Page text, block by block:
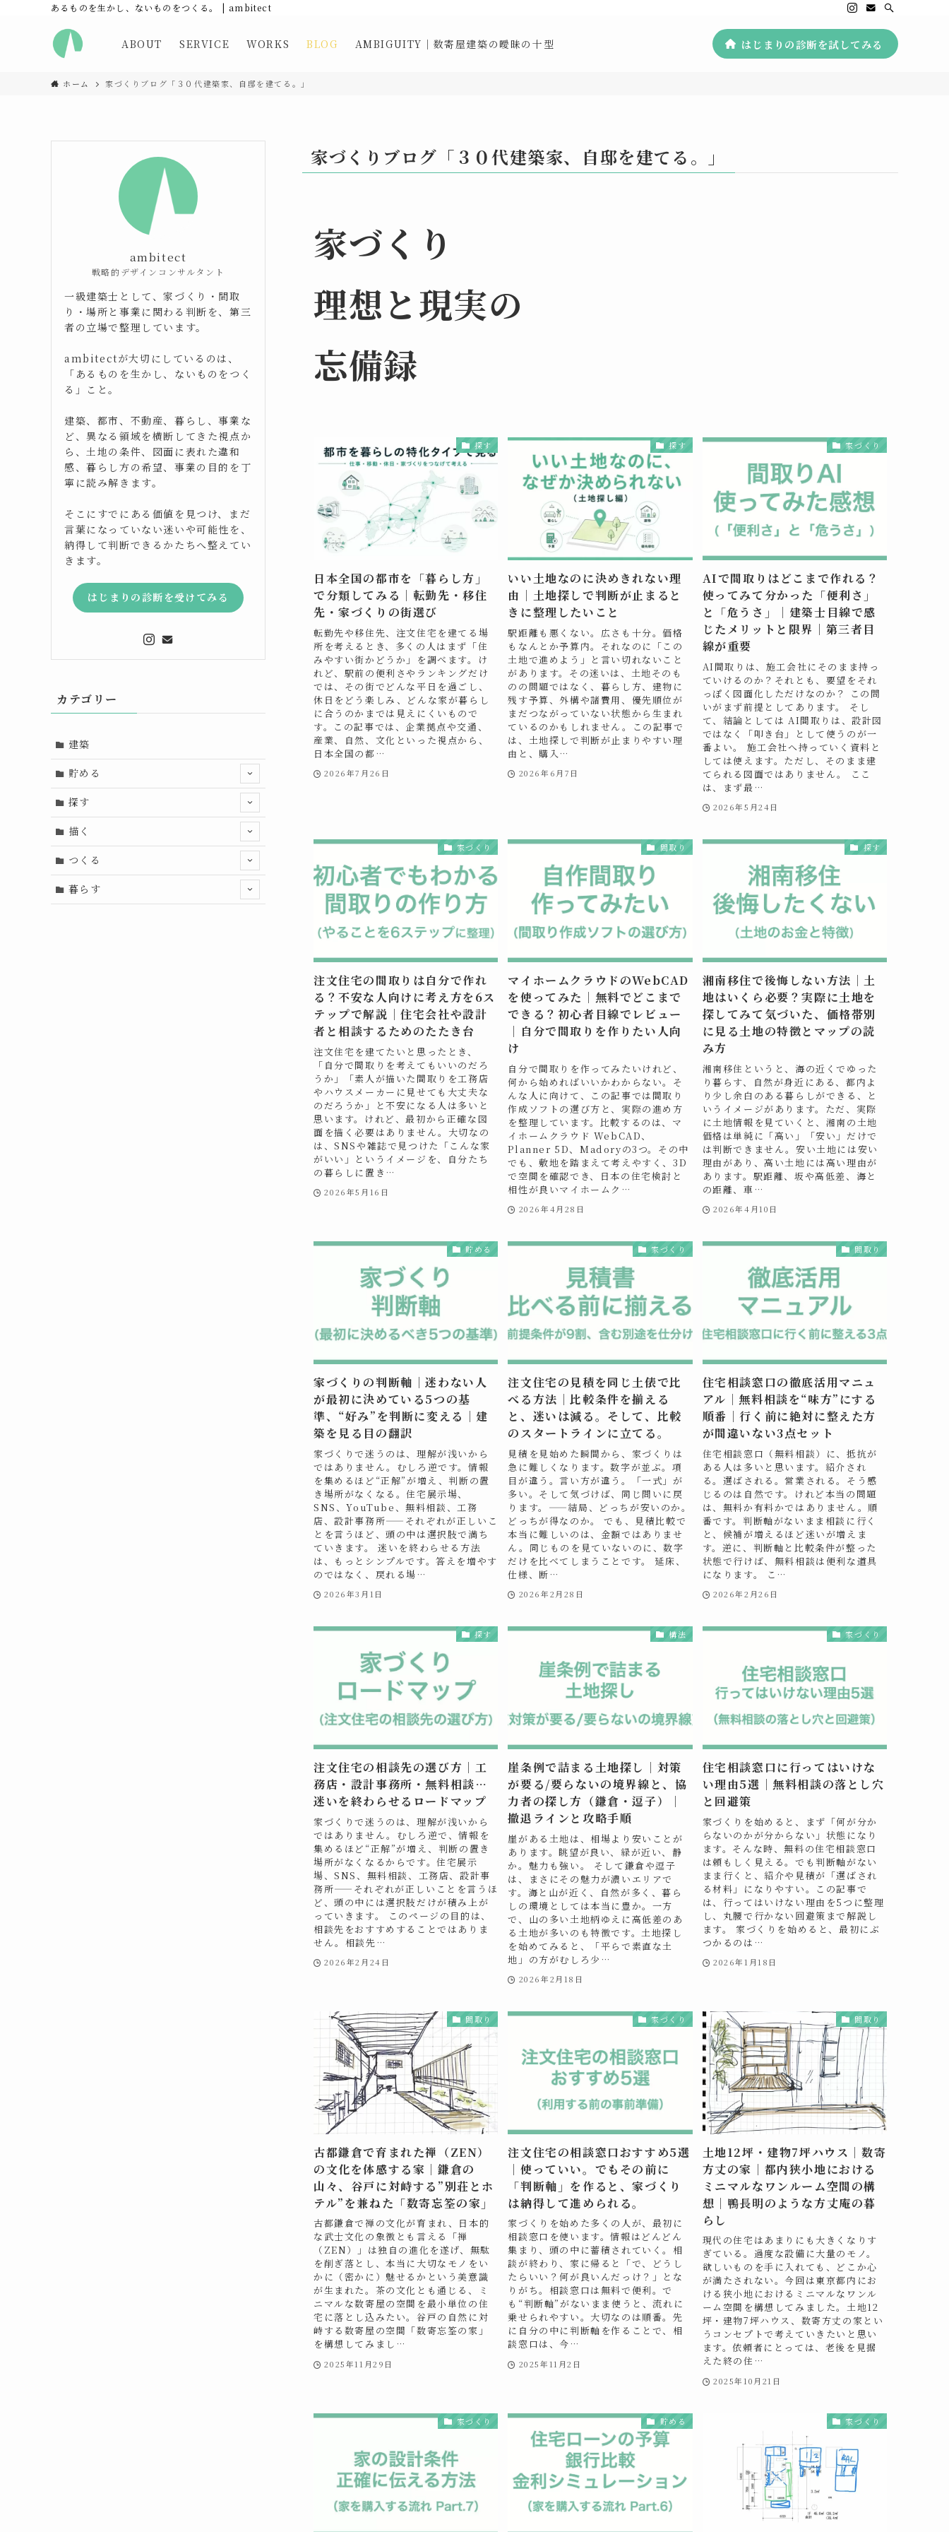
あるものを生かし、ないものをつくる。 | ambitect
ABOUT SERVICE WORKS BLOG AMBIGUITY｜数寄屋建築の曖昧の十型 はじまりの診断を試してみる
ホーム 家づくりブログ「３０代建築家、自邸を建てる。」
家づくりブログ「３０代建築家、自邸を建てる。」
家づくり
理想と現実の
忘備録
探す
日本全国の都市を「暮らし方」
で分類してみる｜転勤先・移住
先・家づくりの街選び
転勤先や移住先、注文住宅を建てる場
所を考えるとき、多くの人はまず「住
みやすい街かどうか」を調べます。け
れど、駅前の便利さやランキングだけ
では、その街でどんな平日を過ごし、
休日をどう楽しみ、どんな家が暮らし
に合うのかまでは見えにくいもので
す。この記事では、企業拠点や交通、
産業、自然、文化といった視点から、
日本全国の都…
2026年7月26日
探す
いい土地なのに決めきれない理
由｜土地探しで判断が止まると
きに整理したいこと
駅距離も悪くない。広さも十分。価格
もなんとか予算内。それなのに「この
土地で進めよう」と言い切れないこと
があります。その迷いは、土地そのも
のの問題ではなく、暮らし方、建物に
残す予算、外構や諸費用、優先順位が
まだつながっていない状態から生まれ
ているのかもしれません。この記事で
は、土地探しで判断が止まりやすい理
由と、購入…
2026年6月7日
家づくり
AIで間取りはどこまで作れる？
使ってみて分かった「便利さ」
と「危うさ」｜建築士目線で感
じたメリットと限界｜第三者目
線が重要
AI間取りは、施工会社にそのまま持っ
ていけるのか？それとも、要望をそれ
っぽく図面化しただけなのか？ この問
いがまず前提としてあります。 そし
て、結論としては AI間取りは、設計図
ではなく「叩き台」として使うのが一
番よい。 施工会社へ持っていく資料と
しては使えます。ただし、そのまま建
てられる図面ではありません。 ここ
は、まず最…
2026年5月24日
家づくり
注文住宅の間取りは自分で作れ
る？不安な人向けに考え方を6ス
テップで解説｜住宅会社や設計
者と相談するためのたたき台
注文住宅を建てたいと思ったとき、
「自分で間取りを考えてもいいのだろ
うか」「素人が描いた間取りを工務店
やハウスメーカーに見せても大丈夫な
のだろうか」と不安になる人は多いと
思います。けれど、最初から正確な図
面を描く必要はありません。大切なの
は、SNSや雑誌で見つけた「こんな家
がいい」というイメージを、自分たち
の暮らしに置き…
2026年5月16日
間取り
マイホームクラウドのWebCAD
を使ってみた｜無料でどこまで
できる？初心者目線でレビュー
｜自分で間取りを作りたい人向
け
自分で間取りを作ってみたいけれど、
何から始めればいいかわからない。そ
んな人に向けて、この記事では間取り
作成ソフトの選び方と、実際の進め方
を整理しています。比較するのは、マ
イホームクラウド WebCAD、
Planner 5D、Madoryの3つ。その中
でも、敷地を踏まえて考えやすく、3D
で空間を確認でき、日本の住宅検討と
相性が良いマイホームク…
2026年4月28日
探す
湘南移住で後悔しない方法｜土
地はいくら必要？実際に土地を
探してみて気づいた、価格帯別
に見る土地の特徴とマップの読
み方
湘南移住というと、海の近くでゆった
り暮らす、自然が身近にある、都内よ
り少し余白のある暮らしができる、と
いうイメージがあります。ただ、実際
に土地情報を見ていくと、湘南の土地
価格は単純に「高い」「安い」だけで
は判断できません。安い土地には安い
理由があり、高い土地には高い理由が
あります。駅距離、坂や高低差、海と
の距離、車…
2026年4月10日
貯める
家づくりの判断軸｜迷わない人
が最初に決めている5つの基
準、“好み”を判断に変える｜建
築を見る目の翻訳
家づくりで迷うのは、理解が浅いから
ではありません。むしろ逆です。情報
を集めるほど“正解”が増え、判断の置
き場所がなくなる。住宅展示場、
SNS、YouTube、無料相談、工務
店、設計事務所——それぞれが正しいこ
とを言うほど、頭の中は選択肢で満ち
ていきます。 迷いを終わらせる方法
は、もっとシンプルです。答えを増やす
のではなく、戻れる場…
2026年3月1日
家づくり
注文住宅の見積を同じ土俵で比
べる方法｜比較条件を揃える
と、迷いは減る。そして、比較
のスタートラインに立てる。
見積を見始めた瞬間から、家づくりは
急に難しくなります。数字が並ぶ。項
目が違う。言い方が違う。「一式」が
多い。そして気づけば、同じ問いに戻
ります。——結局、どっちが安いのか。
どっちが得なのか。 でも、見積比較で
本当に難しいのは、金額ではありませ
ん。同じものを見ていないのに、数字
だけを比べてしまうことです。 延床、
仕様、断…
2026年2月28日
間取り
住宅相談窓口の徹底活用マニュ
アル｜無料相談を“味方”にする
順番｜行く前に絶対に整えた方
が間違いない3点セット
住宅相談窓口（無料相談）に、抵抗が
ある人は多いと思います。紹介され
る。選ばされる。営業される。そう感
じるのは自然です。けれど本当の問題
は、無料か有料かではありません。順
番です。判断軸がないまま相談に行く
と、候補が増えるほど迷いが増えま
す。逆に、判断軸と比較条件が整った
状態で行けば、無料相談は便利な道具
になります。 こ…
2026年2月26日
探す
注文住宅の相談先の選び方｜工
務店・設計事務所・無料相談…
迷いを終わらせるロードマップ
家づくりで迷うのは、理解が浅いから
ではありません。むしろ逆で、情報を
集めるほど“正解”が増え、判断の置き
場所がなくなるからです。住宅展示
場、SNS、無料相談、工務店、設計事
務所——それぞれが正しいことを言うほ
ど、頭の中には選択肢だけが積み上が
っていきます。 このページの目的は、
相談先をおすすめすることではありま
せん。相談先…
2026年2月24日
構法
崖条例で詰まる土地探し｜対策
が要る/要らないの境界線と、協
力者の探し方（鎌倉・逗子）｜
撤退ラインと攻略手順
崖がある土地は、相場より安いことが
あります。眺望が良い、緑が近い、静
か。魅力も強い。 そして鎌倉や逗子
は、まさにその魅力が濃いエリアで
す。海と山が近く、自然が多く、暮ら
しの環境としては本当に豊か。一方
で、山の多い土地柄ゆえに高低差のあ
る土地が多いのも特徴です。土地探し
を始めてみると、「平らで素直な土
地」の方がむしろ少…
2026年2月18日
家づくり
住宅相談窓口に行ってはいけな
い理由5選｜無料相談の落とし穴
と回避策
家づくりを始めると、まず「何が分か
らないのかが分からない」状態になり
ます。そんな時、無料の住宅相談窓口
は頼もしく見える。でも判断軸がない
まま行くと、紹介や見積が「選ばされ
る材料」になりやすい。この記事で
は、行ってはいけない理由を5つに整理
し、丸腰で行かない回避策まで解説し
ます。 家づくりを始めると、最初にぶ
つかるのは…
2026年1月18日
間取り
古都鎌倉で育まれた禅（ZEN）
の文化を体感する家｜鎌倉の
山々、谷戸に対峙する”別荘とホ
テル”を兼ねた「数寄忘筌の家」
古都鎌倉で禅の文化が育まれ、日本的
な武士文化の象徴とも言える「禅
（ZEN）」は独自の進化を遂げ、無駄
を削ぎ落とし、本当に大切なモノをい
かに（密かに）魅せるかという美意識
が生まれた。茶の文化とも通じる、ミ
ニマルな数寄屋の空間を最小単位の住
宅に落とし込みたい。谷戸の自然に対
峙する数寄屋の空間「数寄忘筌の家」
を構想してみまし…
2025年11月29日
家づくり
注文住宅の相談窓口おすすめ5選
｜使っていい。でもその前に
「判断軸」を作ると、家づくり
は納得して進められる。
家づくりを始めた多くの人が、最初に
相談窓口を使います。情報はどんどん
集まり、頭の中に蓄積されていく。相
談が終わり、家に帰ると「で、どうし
たらいい？何が良いんだっけ？」とな
りがち。相談窓口は無料で便利。で
も“判断軸”がないまま使うと、流れに
乗せられやすい。大切なのは順番。先
に自分の中に判断軸を作ることで、相
談窓口は、今…
2025年11月2日
間取り
土地12坪・建物7坪ハウス｜数寄
方丈の家｜都内狭小地における
ミニマルなワンルーム空間の構
想｜鴨長明のような方丈庵の暮
らし
現代の住宅はあまりにも大きくなりす
ぎている。過度な設備に大量のモノ。
欲しいものを手に入れても、どこか心
が満たされない。今回は東京都内にお
ける狭小地におけるミニマルなワンル
ーム空間を構想してみました。土地12
坪・建物7坪ハウス、数寄方丈の家とい
うコンセプトで考えていきたいと思い
ます。依頼者にとっては、老後を見据
えた終の住…
2025年10月21日
家づくり 貯める 家づくり
ambitect
戦略的デザインコンサルタント
一級建築士として、家づくり・間取
り・場所と事業に関わる判断を、第三
者の立場で整理しています。
ambitectが大切にしているのは、
「あるものを生かし、ないものをつく
る」こと。
建築、都市、不動産、暮らし、事業な
ど、異なる領域を横断してきた視点か
ら、土地の条件、図面に表れた違和
感、暮らし方の希望、事業の目的を丁
寧に読み解きます。
そこにすでにある価値を見つけ、まだ
言葉になっていない迷いや可能性を、
納得して判断できるかたちへ整えてい
きます。
はじまりの診断を受けてみる
カテゴリー
建築
貯める
探す
描く
つくる
暮らす